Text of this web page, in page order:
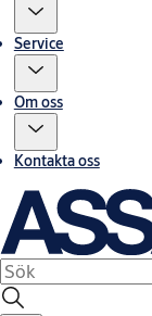
Service
Om oss
Kontakta oss